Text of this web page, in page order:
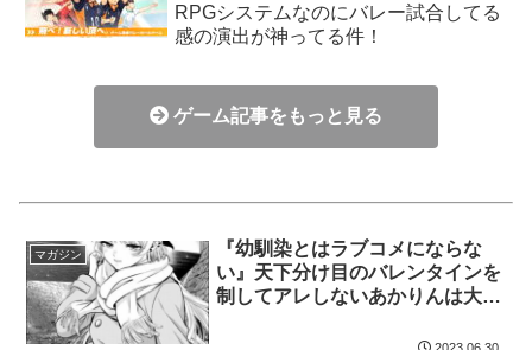
RPGシステムなのにバレー試合してる
感の演出が神ってる件！
ゲーム記事をもっと見る
マガジン
『幼馴染とはラブコメにならな
い』天下分け目のバレンタインを
制してアレしないあかりんは大正